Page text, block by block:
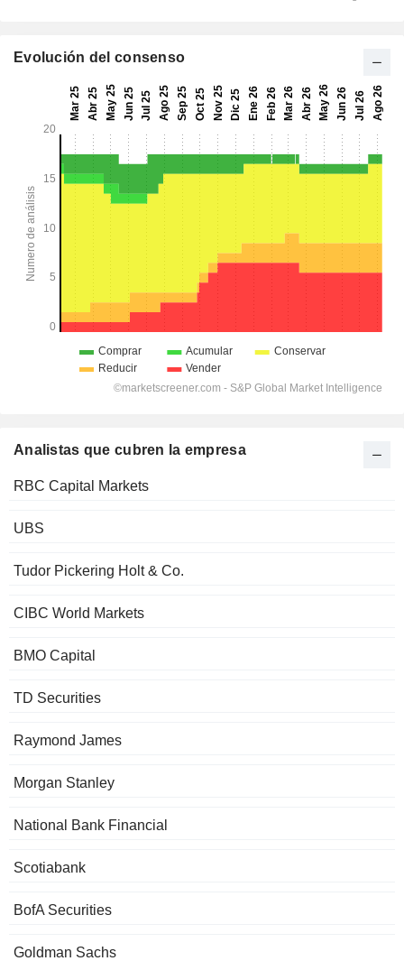
Evolución del consenso
Analistas que cubren la empresa
RBC Capital Markets
UBS
Tudor Pickering Holt & Co.
CIBC World Markets
BMO Capital
TD Securities
Raymond James
Morgan Stanley
National Bank Financial
Scotiabank
BofA Securities
Goldman Sachs